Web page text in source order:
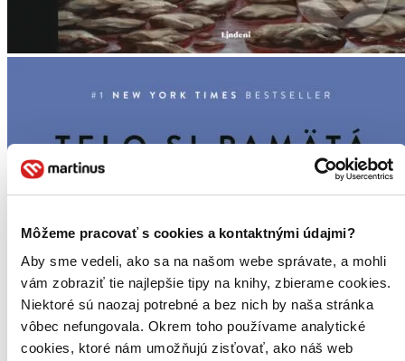
Môžeme pracovať s cookies a kontaktnými údajmi?
Aby sme vedeli, ako sa na našom webe správate, a mohli
vám zobraziť tie najlepšie tipy na knihy, zbierame cookies.
Niektoré sú naozaj potrebné a bez nich by naša stránka
vôbec nefungovala. Okrem toho používame analytické
cookies, ktoré nám umožňujú zisťovať, ako náš web